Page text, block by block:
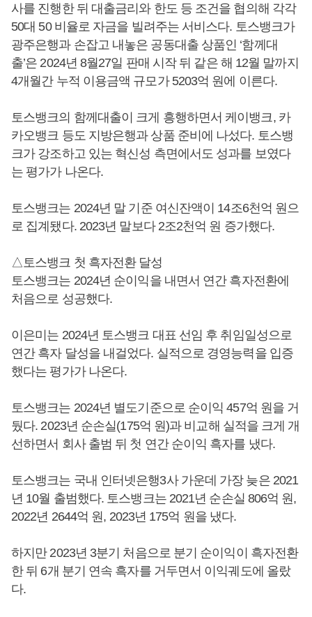
사를 진행한 뒤 대출금리와 한도 등 조건을 협의해 각각
50대 50 비율로 자금을 빌려주는 서비스다. 토스뱅크가
광주은행과 손잡고 내놓은 공동대출 상품인 ‘함께대
출’은 2024년 8월27일 판매 시작 뒤 같은 해 12월 말까지
4개월간 누적 이용금액 규모가 5203억 원에 이른다.
토스뱅크의 함께대출이 크게 흥행하면서 케이뱅크, 카
카오뱅크 등도 지방은행과 상품 준비에 나섰다. 토스뱅
크가 강조하고 있는 혁신성 측면에서도 성과를 보였다
는 평가가 나온다.
토스뱅크는 2024년 말 기준 여신잔액이 14조6천억 원으
로 집계됐다. 2023년 말보다 2조2천억 원 증가했다.
△토스뱅크 첫 흑자전환 달성
토스뱅크는 2024년 순이익을 내면서 연간 흑자전환에
처음으로 성공했다.
이은미는 2024년 토스뱅크 대표 선임 후 취임일성으로
연간 흑자 달성을 내걸었다. 실적으로 경영능력을 입증
했다는 평가가 나온다.
토스뱅크는 2024년 별도기준으로 순이익 457억 원을 거
뒀다. 2023년 순손실(175억 원)과 비교해 실적을 크게 개
선하면서 회사 출범 뒤 첫 연간 순이익 흑자를 냈다.
토스뱅크는 국내 인터넷은행3사 가운데 가장 늦은 2021
년 10월 출범했다. 토스뱅크는 2021년 순손실 806억 원,
2022년 2644억 원, 2023년 175억 원을 냈다.
하지만 2023년 3분기 처음으로 분기 순이익이 흑자전환
한 뒤 6개 분기 연속 흑자를 거두면서 이익궤도에 올랐
다.